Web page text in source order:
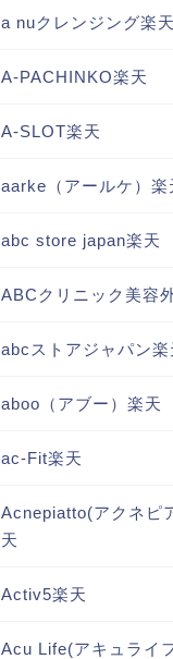
a nuクレンジング楽天
A-PACHINKO楽天
A-SLOT楽天
aarke（アールケ）楽
abc store japan楽天
ABCクリニック美容
abcストアジャパン楽
aboo（アブー）楽天
ac-Fit楽天
Acnepiatto(アクネピ
天
Activ5楽天
Acu Life(アキュライ